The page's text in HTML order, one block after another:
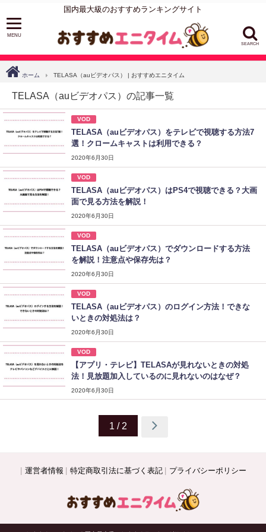
国内最大級のおすすめランキングサイト
SEARCH
ホーム TELASA（auビデオパス） | おすすめエニタイム
TELASA（auビデオパス）の記事一覧
VOD
TELASA（auビデオパス）をテレビで視聴する方法7
選！クロームキャストは利用できる？
2020年6月30日
VOD
TELASA（auビデオパス）はPS4で視聴できる？大画
面で見る方法を解説！
2020年6月30日
VOD
TELASA（auビデオパス）でダウンロードする方法
を解説！注意点や保存先は？
2020年6月30日
VOD
TELASA（auビデオパス）のログイン方法！できな
いときの対処法は？
2020年6月30日
VOD
【アプリ・テレビ】TELASAが見れないときの対処
法！見放題加入しているのに見れないのはなぜ？
2020年6月30日
1 / 2
運営者情報 特定商取引法に基づく表記 プライバシーポリシー